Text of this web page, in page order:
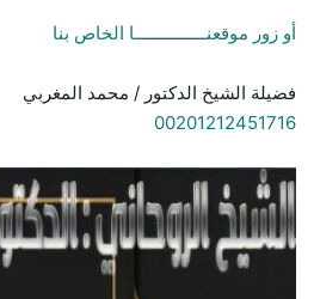
أو زور موقعنـــــــــــــــا الخاص بنا
فضيلة الشيخ الدكتور / محمد المغربي
00201212451716